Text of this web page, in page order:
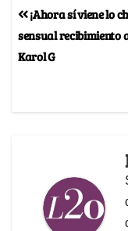
¡Ahora sí viene lo
sensual recibimiento
Karol G